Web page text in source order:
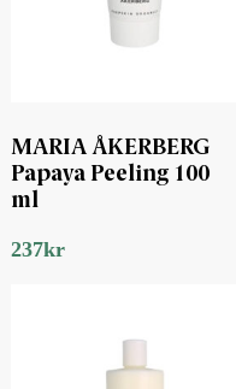
MARIA ÅKERBERG
Papaya Peeling 100
ml
237kr